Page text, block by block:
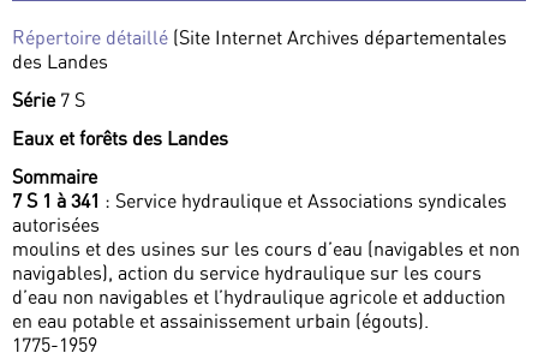
Répertoire détaillé (Site Internet Archives départementales
des Landes
Série 7 S
Eaux et forêts des Landes
Sommaire
7 S 1 à 341 : Service hydraulique et Associations syndicales
autorisées
moulins et des usines sur les cours d’eau (navigables et non
navigables), action du service hydraulique sur les cours
d’eau non navigables et l’hydraulique agricole et adduction
en eau potable et assainissement urbain (égouts).
1775-1959